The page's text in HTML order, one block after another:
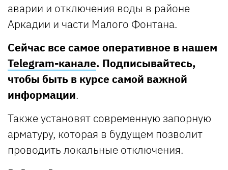
аварии и отключения воды в районе
Аркадии и части Малого Фонтана.
Сейчас все самое оперативное в нашем
Telegram-канале. Подписывайтесь,
чтобы быть в курсе самой важной
информации.
Также установят ​​современную запорную
арматуру, которая в будущем позволит
проводить локальные отключения.